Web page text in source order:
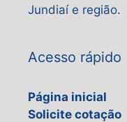
Jundiaí e região.
Acesso rápido
Página inicial
Solicite cotação